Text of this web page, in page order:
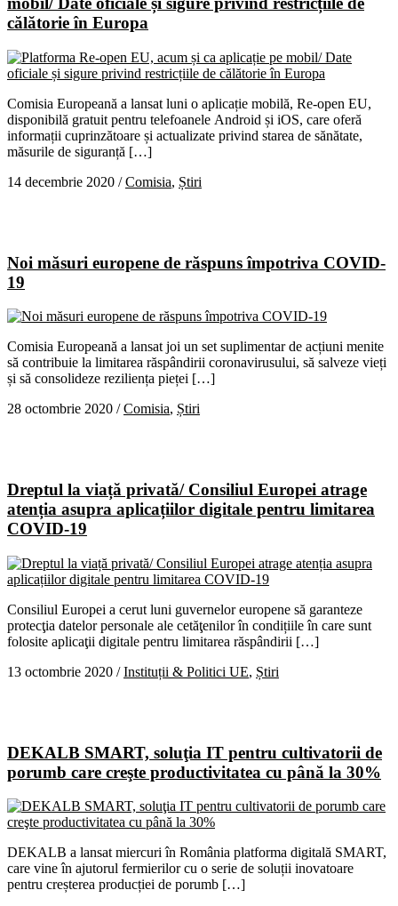
călătorie în Europa
Comisia Europeană a lansat luni o aplicație mobilă, Re-open EU,
disponibilă gratuit pentru telefoanele Android și iOS, care oferă
informații cuprinzătoare și actualizate privind starea de sănătate,
măsurile de siguranță […]
14 decembrie 2020 /Comisia, Știri
Noi măsuri europene de răspuns împotriva COVID-
19
Comisia Europeană a lansat joi un set suplimentar de acțiuni menite
să contribuie la limitarea răspândirii coronavirusului, să salveze vieți
și să consolideze reziliența pieței […]
28 octombrie 2020 /Comisia, Știri
Dreptul la viață privată/ Consiliul Europei atrage
atenția asupra aplicațiilor digitale pentru limitarea
COVID-19
Consiliul Europei a cerut luni guvernelor europene să garanteze
protecţia datelor personale ale cetăţenilor în condițiile în care sunt
folosite aplicaţii digitale pentru limitarea răspândirii […]
13 octombrie 2020 /Instituții & Politici UE, Știri
DEKALB SMART, soluţia IT pentru cultivatorii de
porumb care creşte productivitatea cu până la 30%
DEKALB a lansat miercuri în România platforma digitală SMART,
care vine în ajutorul fermierilor cu o serie de soluții inovatoare
pentru creșterea producției de porumb […]